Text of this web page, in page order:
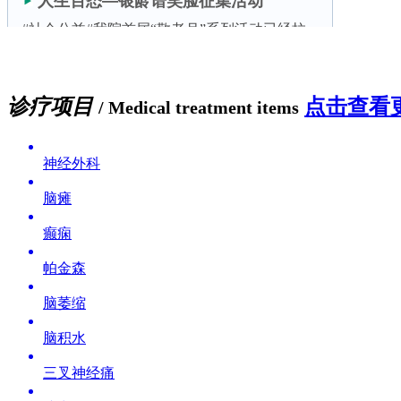
诊疗项目 / Medical treatment items 点击查看
神经外科
脑瘫
癫痫
帕金森
脑萎缩
脑积水
三叉神经痛